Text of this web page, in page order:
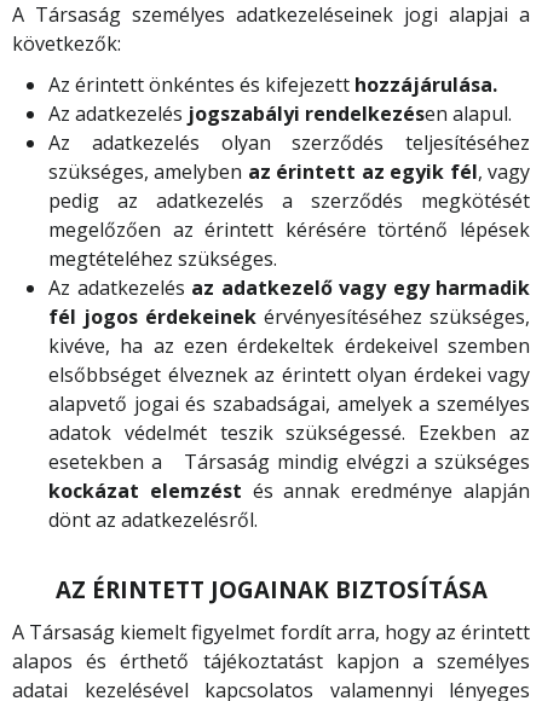
A Társaság személyes adatkezeléseinek jogi alapjai a
következők:
Az érintett önkéntes és kifejezett hozzájárulása.
Az adatkezelés jogszabályi rendelkezésen alapul.
Az adatkezelés olyan szerződés teljesítéséhez
szükséges, amelyben az érintett az egyik fél, vagy
pedig az adatkezelés a szerződés megkötését
megelőzően az érintett kérésére történő lépések
megtételéhez szükséges.
Az adatkezelés az adatkezelő vagy egy harmadik
fél jogos érdekeinek érvényesítéséhez szükséges,
kivéve, ha az ezen érdekeltek érdekeivel szemben
elsőbbséget élveznek az érintett olyan érdekei vagy
alapvető jogai és szabadságai, amelyek a személyes
adatok védelmét teszik szükségessé. Ezekben az
esetekben a Társaság mindig elvégzi a szükséges
kockázat elemzést és annak eredménye alapján
dönt az adatkezelésről.
AZ ÉRINTETT JOGAINAK BIZTOSÍTÁSA
A Társaság kiemelt figyelmet fordít arra, hogy az érintett
alapos és érthető tájékoztatást kapjon a személyes
adatai kezelésével kapcsolatos valamennyi lényeges